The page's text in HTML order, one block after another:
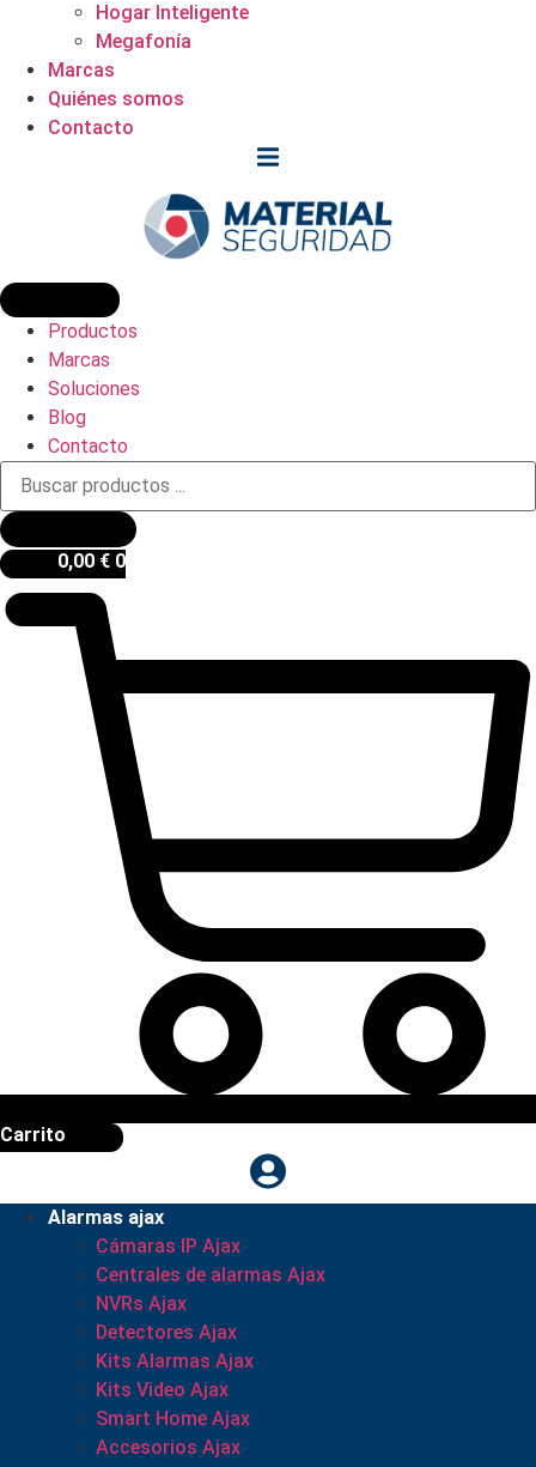
Hogar Inteligente
Megafonía
Marcas
Quiénes somos
Contacto
Productos
Marcas
Soluciones
Blog
Contacto
Búsqueda
productos
0,00 € 0
Carrito
Alarmas ajax
Cámaras IP Ajax
Centrales de alarmas Ajax
NVRs Ajax
Detectores Ajax
Kits Alarmas Ajax
Kits Video Ajax
Smart Home Ajax
Accesorios Ajax